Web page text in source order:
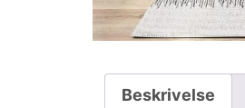
Beskrivelse